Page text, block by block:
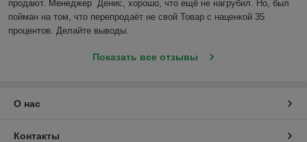
продают. Менеджер  Денис, хорошо, что ещё не нагрубил. Но, был
пойман на том, что перепродаёт не свой Товар с наценкой 35
процентов. Делайте выводы.
Показать все отзывы
О нас
Контакты